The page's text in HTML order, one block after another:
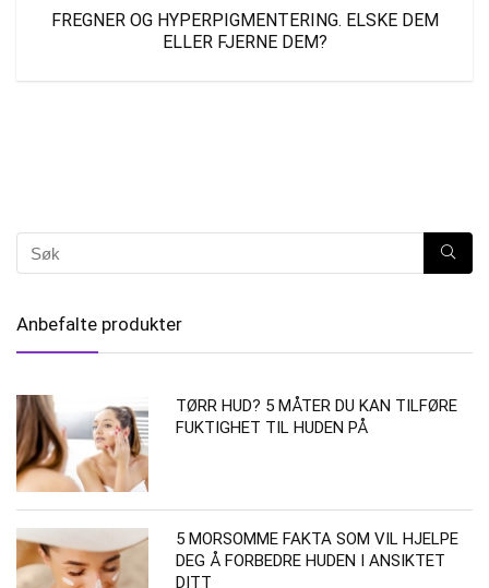
FREGNER OG HYPERPIGMENTERING. ELSKE DEM
ELLER FJERNE DEM?
Anbefalte produkter
TØRR HUD? 5 MÅTER DU KAN TILFØRE
FUKTIGHET TIL HUDEN PÅ
5 MORSOMME FAKTA SOM VIL HJELPE
DEG Å FORBEDRE HUDEN I ANSIKTET
DITT